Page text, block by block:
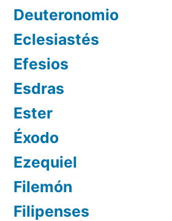
Deuteronomio
Eclesiastés
Efesios
Esdras
Ester
Éxodo
Ezequiel
Filemón
Filipenses